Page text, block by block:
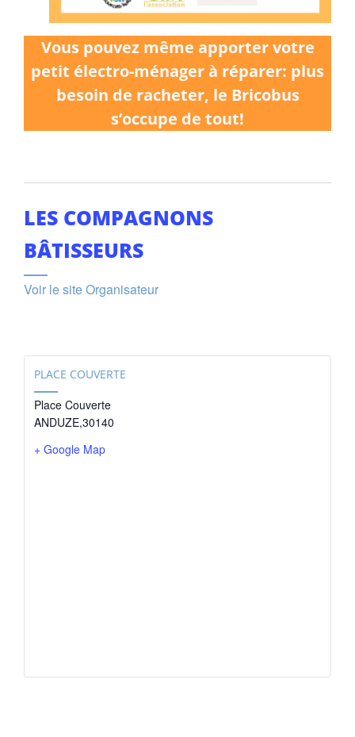
Vous pouvez même apporter votre
petit électro-ménager à réparer: plus
besoin de racheter, le Bricobus
s’occupe de tout!
LES COMPAGNONS
BÂTISSEURS
Voir le site Organisateur
PLACE COUVERTE
Place Couverte
ANDUZE,30140
+ Google Map